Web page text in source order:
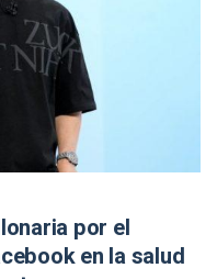
por el
en la salud